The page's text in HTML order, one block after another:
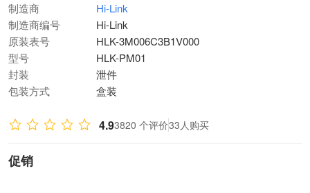
制造商
Hi-Link
制造商编号
Hi-Link
原装表号
HLK-3M006C3B1V000
型号
HLK-PM01
封装
泄件
包装方式
盒装
4.93820 个评价33人购买
促销